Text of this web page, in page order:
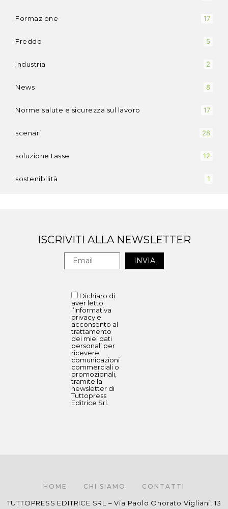
Formazione 17
Freddo 5
Industria 2
News 8
Norme salute e sicurezza sul lavoro 17
scenari 28
soluzione tasse 12
sostenibilità 1
ISCRIVITI ALLA NEWSLETTER
Dichiaro di
aver letto
l’Informativa
privacy e
acconsento al
trattamento
dei miei dati
personali per
ricevere
comunicazioni
commerciali o
promozionali,
tramite la
newsletter di
Tuttopress
Editrice Srl.
HOME CHI SIAMO CONTATTI
TUTTOPRESS EDITRICE SRL – Via Paolo Onorato Vigliani, 13